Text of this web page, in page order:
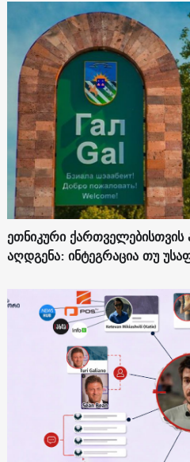
ეთნიკური
აღდგენა: ინტეგრაცია თუ